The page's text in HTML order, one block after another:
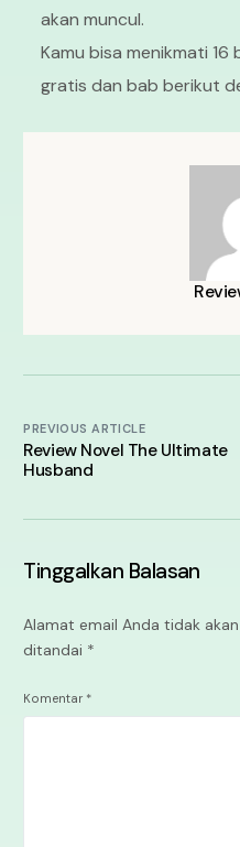
akan muncul.
Kamu bisa menikmati
gratis dan bab berikut
PREVIOUS ARTICLE
Review Novel The Ultimate
Husband
Tinggalkan Balasan
Alamat email Anda tidak
ditandai *
Komentar *